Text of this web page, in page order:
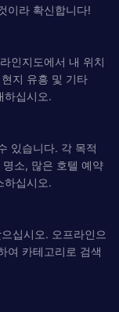
이라 확신합니다!
인지도에서 내 위치
지 유흥 및 기타
하십시오.
있습니다. 각 목적
소, 많은 호텔 예약
하십시오.
십시오. 오프라인으
여 카테고리로 검색